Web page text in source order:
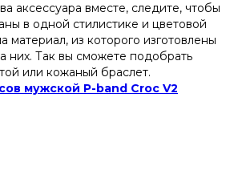
аксессуара вместе, следите, чтобы
в одной стилистике и цветовой
материал, из которого изготовлены
них. Так вы сможете подобрать
или кожаный браслет.
мужской P-band Croc V2